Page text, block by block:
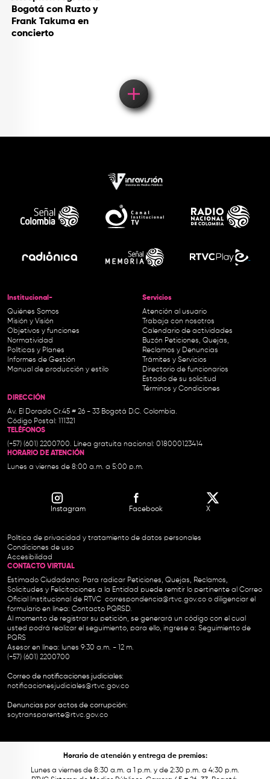
Bogotá con Ruzto y
Frank Takuma en
concierto
Institucional-
Quiénes Somos
Misión y Visión
Objetivos y funciones
Normatividad
Políticas y Planes
Informes de Gestión
Manual de producción y estilo
Servicios
Atención al usuario
Trabaja con nosotros
Calendario de actividades
Buzón Peticiones, Quejas,
Reclamos y Denuncias
Trámites y Servicios
Directorio de funcionarios
Estado de su solicitud
Términos y Condiciones
DIRECCIÓN
Av. El Dorado Cr.45 # 26 - 33 Bogotá D.C. Colombia.
Código Postal: 111321
TELÉFONOS
(+57) (601) 2200700. Línea gratuita nacional: 018000123414
HORARIO DE ATENCIÓN
Lunes a viernes de 8:00 a.m. a 5:00 p.m.
Instagram Facebook X
Política de privacidad y tratamiento de datos personales
Condiciones de uso
Accesibilidad
CONTACTO VIRTUAL
Estimado Ciudadano: Para radicar Peticiones, Quejas, Reclamos,
Solicitudes y Felicitaciones a la Entidad puede remitir lo pertinente al Correo
Oficial Institucional de RTVC correspondencia@rtvc.gov.co o diligenciar el
formulario en línea: Contacto PQRSD.
Al momento de registrar su petición, se generará un código con el cual
usted podrá realizar el seguimiento, para ello, ingrese a: Seguimiento de
PQRS
Asesor en línea: lunes 9:30 a.m. - 12 m.
(+57) (601) 2200700
Correo de notificaciones judiciales:
notificacionesjudiciales@rtvc.gov.co
Denuncias por actos de corrupción:
soytransparente@rtvc.gov.co
Horario de atención y entrega de premios:
Lunes a viernes de 8:30 a.m. a 1 p.m. y de 2:30 p.m. a 4:30 p.m.